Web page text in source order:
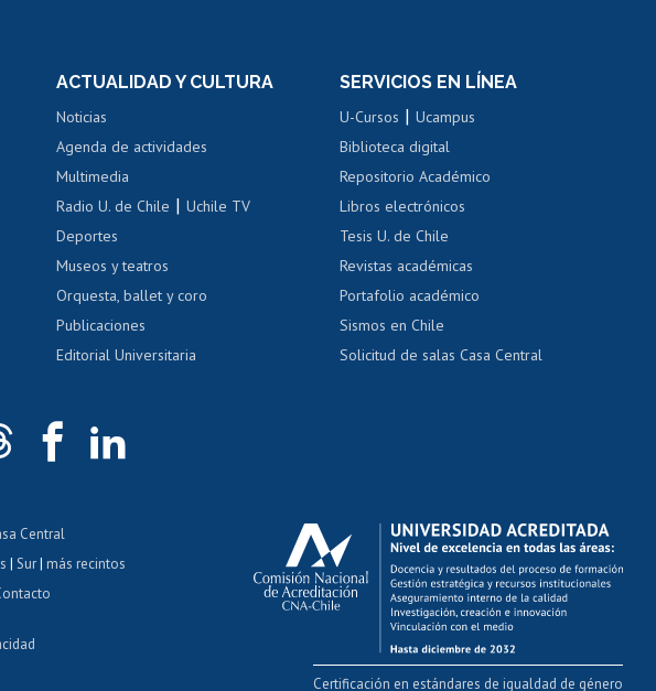
Portal de movilidad interna
Certificado de renta
Certificado de renta
Cursos de español
Acoso laboral, sexual y violencia Denuncias administrativas
ACTUALIDAD Y CULTURA
Noticias
Agenda de actividades
Multimedia
Radio U. de Chile |Uchile TV
Deportes
Museos y teatros
Orquesta, ballet y coro
Publicaciones
Editorial Universitaria
SERVICIOS EN LÍNEA
U-Cursos |Ucampus
Biblioteca digital
Repositorio Académico
Libros electrónicos
Tesis U. de Chile
Revistas académicas
Portafolio académico
Sismos en Chile
Solicitud de salas Casa Central
Central
| Sur| más recintos
Certificación en estándares de igualdad de género